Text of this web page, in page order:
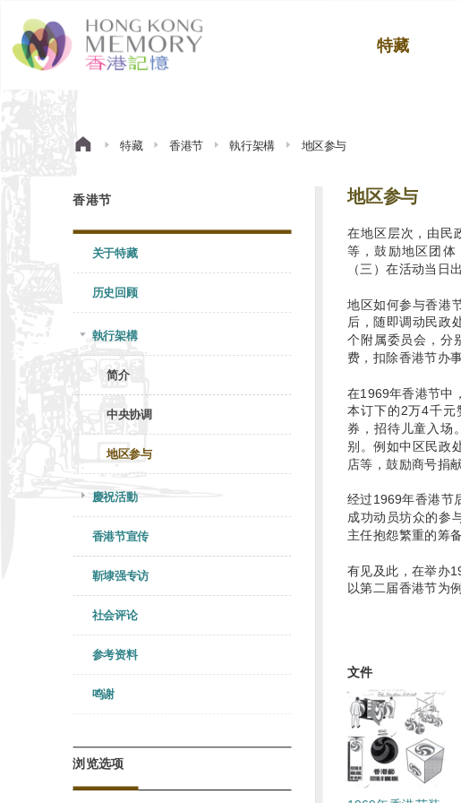
特藏
特藏 香港节 執行架構 地区参与
香港节
关于特藏
历史回顾
執行架構
简介
中央协调
地区参与
慶祝活動
香港节宣传
靳埭强专访
社会评论
参考资料
鸣谢
浏览选项
地区参与
在地区层次，由民
等，鼓励地区团体
（三）在活动当日
地区如何参与香港
后，随即调动民政
个附属委员会，分
费，扣除香港节办
在1969年香港节中
本订下的2万4千元
券，招待儿童入场
别。例如中区民政
店等，鼓励商号捐
经过1969年香港节
成功动员坊众的参
主任抱怨繁重的筹
有见及此，在举办
以第二届香港节为
文件